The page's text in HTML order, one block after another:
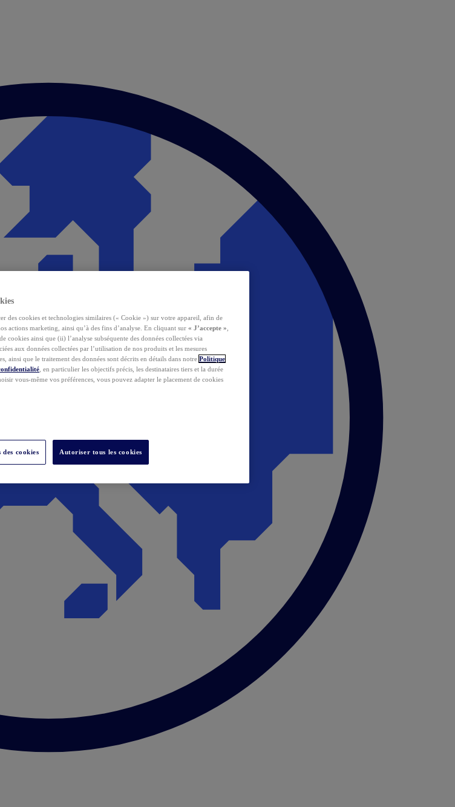
des cookies et technologies similaires (« Cookie ») sur votre appareil, afin de
actions marketing, ainsi qu’à des fins d’analyse. En cliquant sur « J’accepte »
cookies ainsi que (ii) l’analyse subséquente des données collectées via
aux données collectées par l’utilisation de nos produits et les mesures
ainsi que le traitement des données sont décrits en détails dans notre Politique
, en particulier les objectifs précis, les destinataires tiers et la durée
vous-même vos préférences, vous pouvez adapter le placement de cookies
des cookies Autoriser tous les cookies